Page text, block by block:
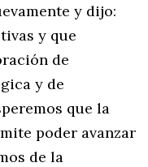
y dijo:
y que
de
y de
que la
poder avanzar
de la